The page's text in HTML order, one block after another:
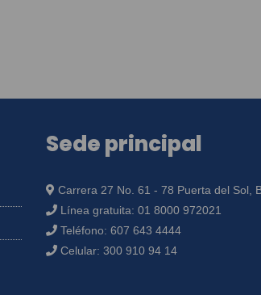
Sede principal
Carrera 27 No. 61 - 78 Puerta del Sol,
Línea gratuita: 01 8000 972021
Teléfono: 607 643 4444
Celular: 300 910 94 14